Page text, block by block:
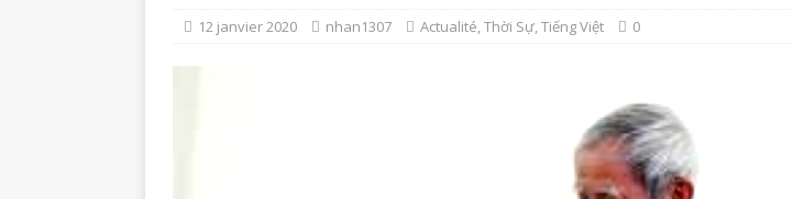
12 janvier 2020 nhan1307 Actualité,Thời Sự,Tiếng Việt 0